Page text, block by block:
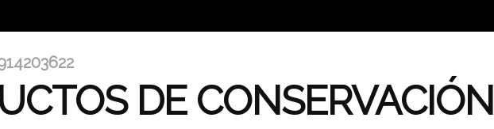
DE CONSERVACIÓN